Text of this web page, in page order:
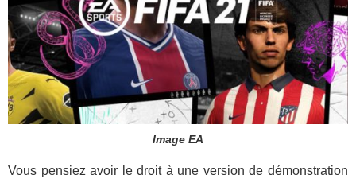
Image EA
Vous pensiez avoir le droit à une version de démonstration